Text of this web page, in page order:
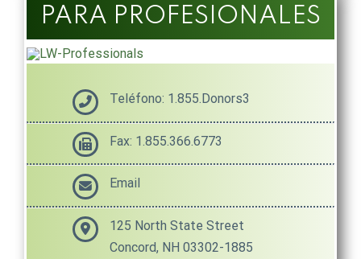
PARA PROFESIONALES
Teléfono: 1.855.Donors3
Fax: 1.855.366.6773
Email
125 North State Street
Concord, NH 03302-1885